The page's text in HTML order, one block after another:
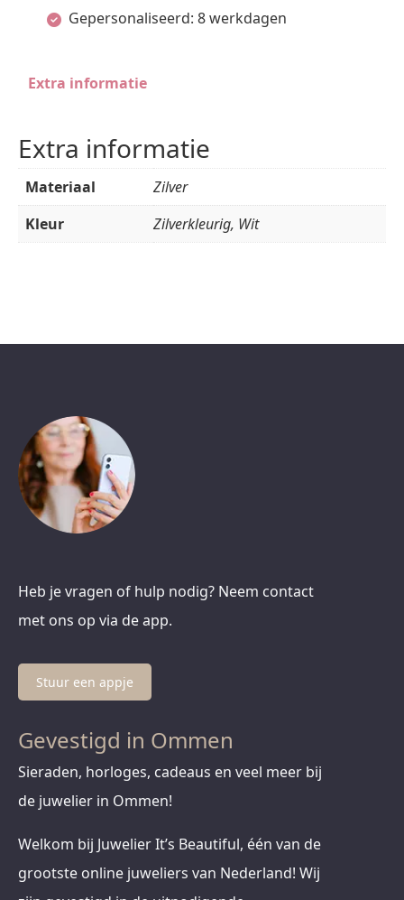
Gepersonaliseerd: 8 werkdagen
Extra informatie
Extra informatie
Materiaal
Zilver
Kleur
Zilverkleurig, Wit
Heb je vragen of hulp nodig? Neem contact
met ons op via de app.
Stuur een appje
Gevestigd in Ommen
Sieraden, horloges, cadeaus en veel meer bij
de juwelier in Ommen!
Welkom bij Juwelier It’s Beautiful, één van de
grootste online juweliers van Nederland! Wij